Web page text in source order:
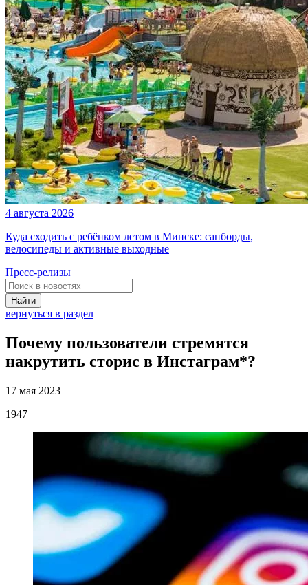
4 августа 2026
Куда сходить с ребёнком летом в Минске: сапборды,
велосипеды и активные выходные
Пресс-релизы
Найти
вернуться в раздел
Почему пользователи стремятся
накрутить сторис в Инстаграм*?
17 мая 2023
1947